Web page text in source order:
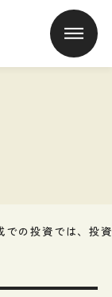
での投資では、投